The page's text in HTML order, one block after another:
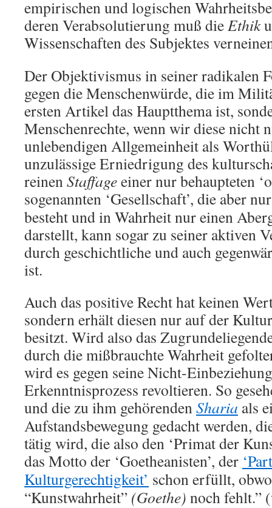
empirischen und logischen
deren Verabsolutierung muß dieEthik
Wissenschaften des Subjektes
Der Objektivismus in seiner radikalen
gegen die Menschenwürde, die im
ersten Artikel das Hauptthema ist,
Menschenrechte, wenn wir diese nicht
unlebendigen Allgemeinheit als
unzulässige Erniedrigung des
reinenStaffageeiner nur behaupteten
sogenannten ‘Gesellschaft’, die aber
besteht und in Wahrheit nur einen
darstellt, kann sogar zu seiner aktiven
durch geschichtliche und auch
ist.
Auch das positive Recht hat keinen
sondern erhält diesen nur auf der
besitzt. Wird also das
durch die mißbrauchte Wahrheit
wird es gegen seine Nicht-
Erkenntnisprozess revoltieren. So
und die zu ihm gehörendenSharia als
Aufstandsbewegung gedacht werden,
tätig wird, die also den ‘Primat der
das Motto der ‘Goetheanisten’, der
Kulturgerechtigkeit’ schon erfüllt,
“Kunstwahrheit” (Goethe) noch fehlt.”